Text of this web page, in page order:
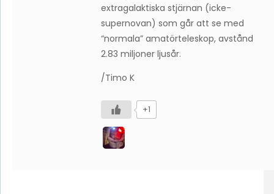
extragalaktiska stjärnan (icke-
supernovan) som går att se med
“normala” amatörteleskop, avstånd
2.83 miljoner ljusår.
/Timo K
+1